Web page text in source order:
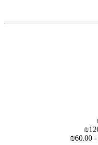
- ₪60.00